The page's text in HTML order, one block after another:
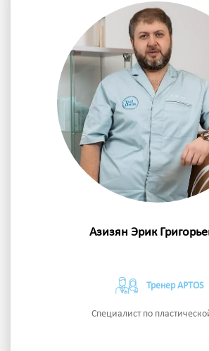
Азизян Эрик
Тренер APTOS
Специалист по